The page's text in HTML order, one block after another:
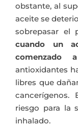
obstante, al
aceite se
sobrepasar el
cuando un
comenzado
antioxidantes
libres que
riesgo para la
inhalado.